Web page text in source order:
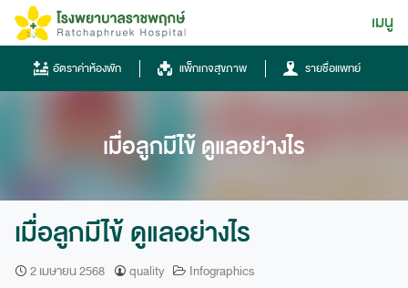
Skip
content
เมนู
ไทย
ไทย
English
อัตราค่าห้องพัก แพ็กเกจสุขภาพ รายชื่อแพทย์
เมื่อลูกมีไข้ ดูแลอย่างไร
เมื่อลูกมีไข้ ดูแลอย่างไร
2 เมษายน 2568 quality Infographics